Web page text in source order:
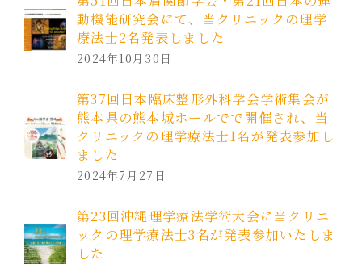
動機能研究会にて、当クリニックの理学
療法士2名発表しました
2024年10月30日
第37回日本臨床整形外科学会学術集会が
熊本県の熊本城ホールでで開催され、当
クリニックの理学療法士1名が発表参加し
ました
2024年7月27日
第23回沖縄理学療法学術大会に当クリニ
ックの理学療法士3名が発表参加いたしま
した